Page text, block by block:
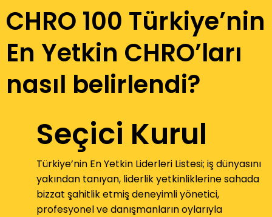
CHRO 100 Türkiye’nin
En Yetkin CHRO’ları
nasıl belirlendi?
Seçici Kurul
Türkiye’nin En Yetkin Liderleri Listesi; iş dünyasını
yakından tanıyan, liderlik yetkinliklerine sahada
bizzat şahitlik etmiş deneyimli yönetici,
profesyonel ve danışmanların oylarıyla